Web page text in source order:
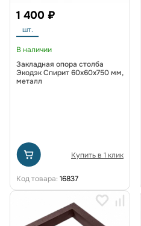
1 400 ₽
шт.
В наличии
Закладная опора столба
Экодэк Спирит 60х60х750 мм,
металл
Купить в 1 клик
Код товара: 16837